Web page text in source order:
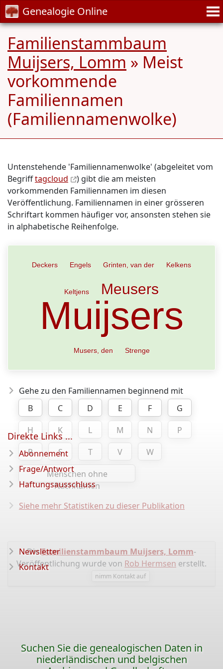
Genealogie Online
Familienstammbaum
Muijsers, Lomm » Meist
vorkommende
Familiennamen
(Familiennamenwolke)
Untenstehende 'Familiennamenwolke' (abgeleitet vom
Begrifftagcloud
) gibt die am meisten
vorkommenden Familiennamen im diesen
Veröffentlichung. Familiennamen in einer grösseren
Schriftart kommen häufiger vor, ansonsten stehen sie
in alphabetische Reihenfolge.
Deckers Engels Grinten, van der Kelkens
Keltjens Meusers
Muijsers
Musers, den Strenge
Gehe zu den Familiennamen beginnend mit
B
C D E F
G
H
K L M N
P
R
S T V
W
Menschen ohne
Nachnamen
Siehe mehr Statistiken zu dieser Publikation
DieFamilienstammbaum Muijsers, Lomm-
Veröffentlichung wurde von Rob Hermsen erstellt.
nimm Kontakt auf
Direkte Links ...
Abonnement
Frage/Antwort
Haftungsausschluss
Newsletter
Kontakt
Suchen Sie die genealogischen Daten in
niederländischen und belgischen